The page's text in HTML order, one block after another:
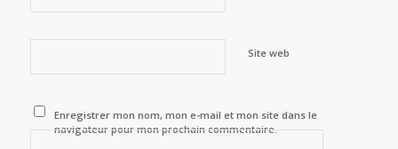
Site web
Enregistrer mon nom, mon e-mail et mon site dans le
navigateur pour mon prochain commentaire.